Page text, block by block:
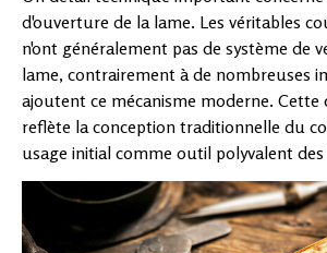
d'ouverture de la lame. Les véritables
n'ont généralement pas de système de
lame, contrairement à de nombreuses
ajoutent ce mécanisme moderne. Cette
reflète la conception traditionnelle du
usage initial comme outil polyvalent